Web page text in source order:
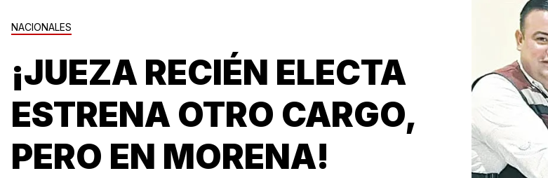
NACIONALES
¡JUEZA RECIÉN ELECTA
ESTRENA OTRO CARGO,
PERO EN MORENA!